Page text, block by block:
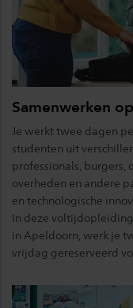
Samenwerken
Je werkt twee dagen
studenten uit
professionals, burgers,
overheden en andere
en technologische
In deze
in Apeldoorn, werk je
vrijdag gereserveerd